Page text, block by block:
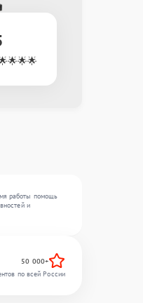
работы помощь
и
50 000+
по всей России